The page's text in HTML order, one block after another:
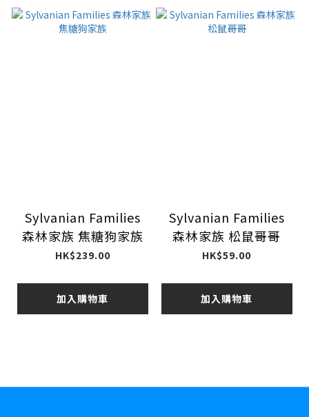
Sylvanian Families
森林家族 焦糖狗家族
HK$239.00
加入購物車
Sylvanian Families
森林家族 松鼠哥哥
HK$59.00
加入購物車